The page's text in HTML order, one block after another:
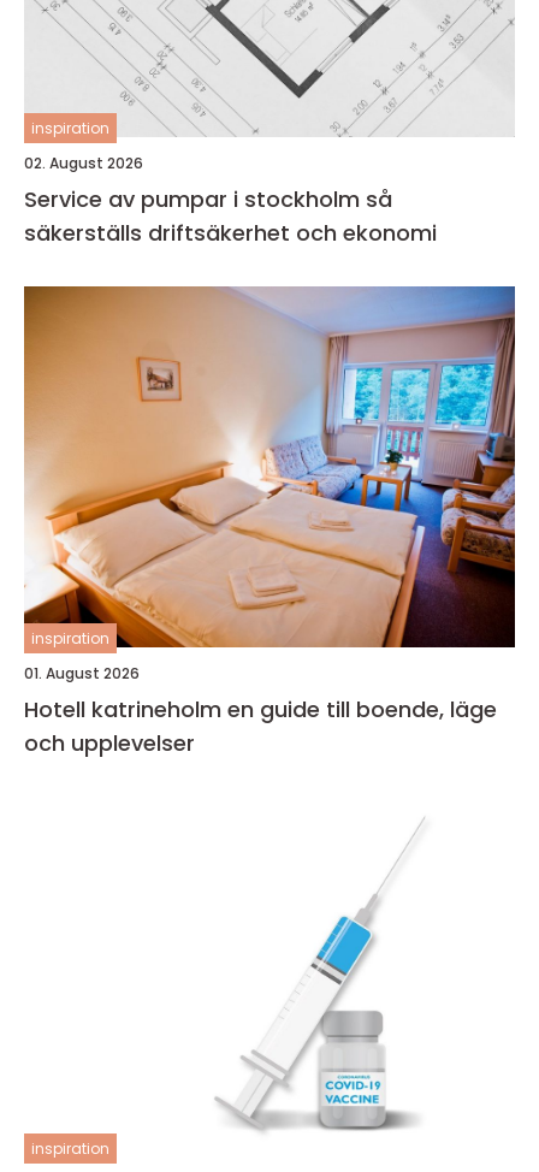
inspiration
02. August 2026
Service av pumpar i stockholm så
säkerställs driftsäkerhet och ekonomi
inspiration
01. August 2026
Hotell katrineholm en guide till boende, läge
och upplevelser
inspiration